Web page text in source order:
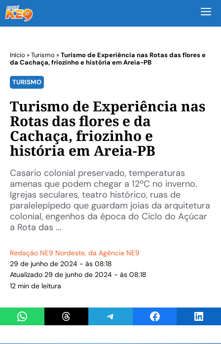
Início »Turismo »Turismo de Experiência nas Rotas das flores e
da Cachaça, friozinho e história em Areia-PB
TURISMO
Turismo de Experiência nas
Rotas das flores e da
Cachaça, friozinho e
história em Areia-PB
Casario colonial preservado, temperaturas
amenas que podem chegar a 12ºC no inverno.
Igrejas seculares, teatro histórico, ruas de
paralelepípedo que guardam joias da arquitetura
colonial, engenhos da época do Ciclo do Açúcar
a Rota das ...
Redação NE9 Nordeste, da Agência NE9
29 de junho de 2024 - às 08:18
Atualizado 29 de junho de 2024 - às 08:18
12 min de leitura
Share on WhatsAppShare on ThreadsShare on TelegramShare on Facebook